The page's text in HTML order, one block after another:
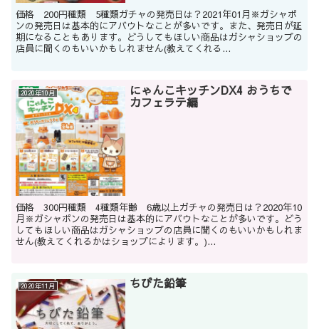
価格 200円種類 5種類ガチャの発売日は？2021年01月※ガシャポ
ンの発売日は基本的にアバウトなことが多いです。また、発売日が延
期になることもあります。どうしてもほしい商品はガシャショップの
店員に聞くのもいいかもしれません(教えてくれる...
2020年10月 にゃんこキッチンDX4 おうちで
カフェラテ編
価格 300円種類 4種類年齢 6歳以上ガチャの発売日は？2020年10
月※ガシャポンの発売日は基本的にアバウトなことが多いです。どう
してもほしい商品はガシャショップの店員に聞くのもいいかもしれま
せん(教えてくれるかはショップによります。)...
2020年11月 ちびた鉛筆